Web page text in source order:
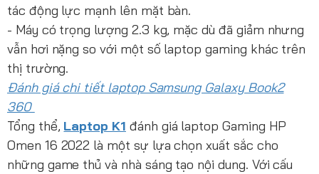
tác động lực mạnh lên mặt bàn.
- Máy có trọng lượng 2.3 kg, mặc dù đã giảm nhưng
vẫn hơi nặng so với một số laptop gaming khác trên
thị trường.
Đánh giá chi tiết laptop Samsung Galaxy Book2
360
Tổng thể, Laptop K1 đánh giá laptop Gaming HP
Omen 16 2022 là một sự lựa chọn xuất sắc cho
những game thủ và nhà sáng tạo nội dung. Với cấu